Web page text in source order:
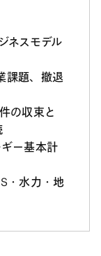
ネスモデル
課題、撤退
の収束と
ー基本計
・水力・地